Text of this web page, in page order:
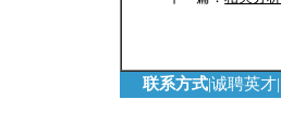
联系方式|诚聘英才|